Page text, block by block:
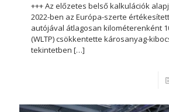
+++ Az előzetes belső kalkulációk
2022-ben az Európa-szerte
autójával átlagosan kilométerenként
(WLTP) csökkentette károsanyag-
tekintetben […]